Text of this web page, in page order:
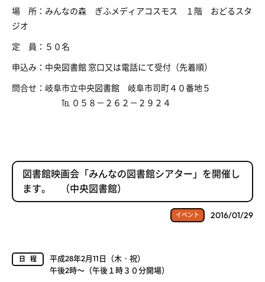
場 所：みんなの森 ぎふメディアコスモス １階 おどるスタ
ジオ
定 員：５０名
申込み：中央図書館 窓口又は電話にて受付（先着順）
問合せ：岐阜市立中央図書館 岐阜市司町４０番地５
℡ ０５８－２６２－２９２４
図書館映画会「みんなの図書館シアター」を開催し
ます。 （中央図書館）
イベント 2016/01/29
日程
平成28年2月11日（木・祝）
午後2時～（午後１時３０分開場）